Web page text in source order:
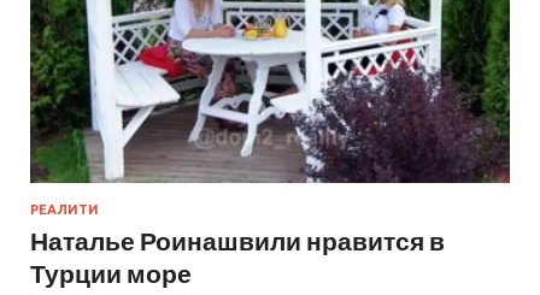
РЕАЛИТИ
Наталье Роинашвили нравится в
Турции море